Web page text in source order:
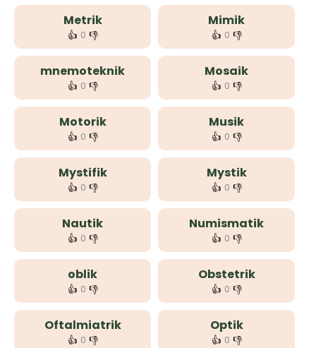
Metrik
👍 0 👎
Mimik
👍 0 👎
mnemoteknik
👍 0 👎
Mosaik
👍 0 👎
Motorik
👍 0 👎
Musik
👍 0 👎
Mystifik
👍 0 👎
Mystik
👍 0 👎
Nautik
👍 0 👎
Numismatik
👍 0 👎
oblik
👍 0 👎
Obstetrik
👍 0 👎
Oftalmiatrik
👍 0 👎
Optik
👍 0 👎